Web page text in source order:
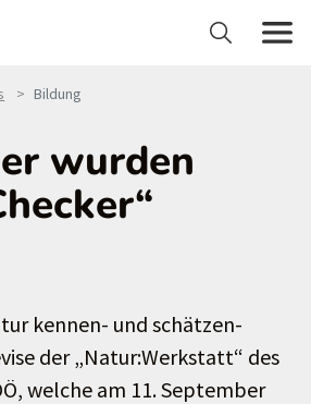
Bildung
wurden
kennen- und schätzen-
der „Natur:Werkstatt“ des
welche am 11. September